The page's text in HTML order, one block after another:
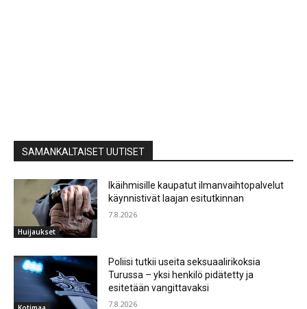
SAMANKALTAISET UUTISET
Huijaukset
Ikäihmisille kaupatut ilmanvaihtopalvelut
käynnistivät laajan esitutkinnan
7.8.2026
Poliisi tutkii useita seksuaalirikoksia
Turussa – yksi henkilö pidätetty ja
esitetään vangittavaksi
7.8.2026